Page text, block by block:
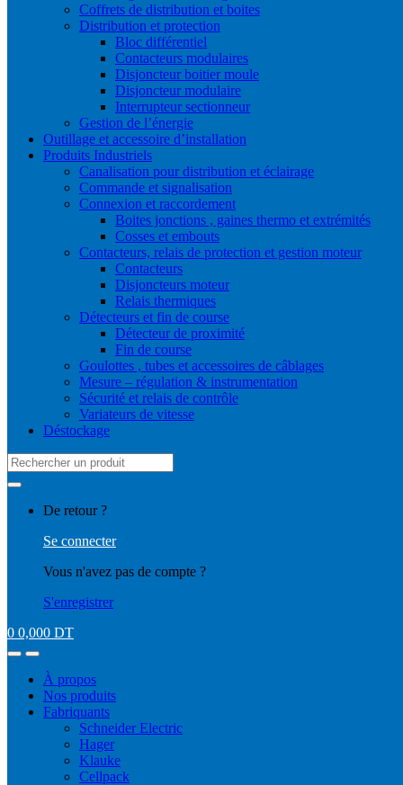
Coffrets de distribution et boites
Distribution et protection
Bloc différentiel
Contacteurs modulaires
Disjoncteur boitier moule
Disjoncteur modulaire
Interrupteur sectionneur
Gestion de l’énergie
Outillage et accessoire d’installation
Produits Industriels
Canalisation pour distribution et éclairage
Commande et signalisation
Connexion et raccordement
Boites jonctions , gaines thermo et extrémités
Cosses et embouts
Contacteurs, relais de protection et gestion moteur
Contacteurs
Disjoncteurs moteur
Relais thermiques
Détecteurs et fin de course
Détecteur de proximité
Fin de course
Goulottes , tubes et accessoires de câblages
Mesure – régulation & instrumentation
Sécurité et relais de contrôle
Variateurs de vitesse
Déstockage
Search
for:
De retour ?
Se connecter
Vous n'avez pas de compte ?
S'enregistrer
0 0,000 DT
À propos
Nos produits
Fabriquants
Schneider Electric
Hager
Klauke
Cellpack